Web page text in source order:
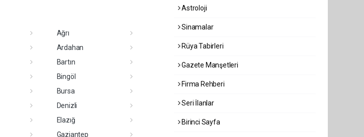
Ağrı
Ardahan
Bartın
Bingöl
Bursa
Denizli
Elazığ
Gaziantep
Astroloji
Sinamalar
Rüya Tabirleri
Gazete Manşetleri
Firma Rehberi
Seri İlanlar
Birinci Sayfa